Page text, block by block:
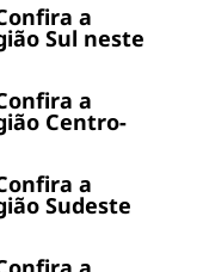
a
Sul neste
a
Centro-
a
Sudeste